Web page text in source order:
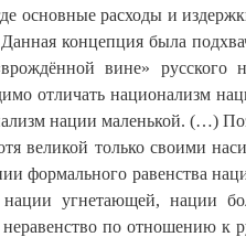
основные расходы и
концепция была
вине» русского
отличать национализм
нации маленькой. (…)
великой только своими
формального равенства
угнетающей, нации
по отношению к